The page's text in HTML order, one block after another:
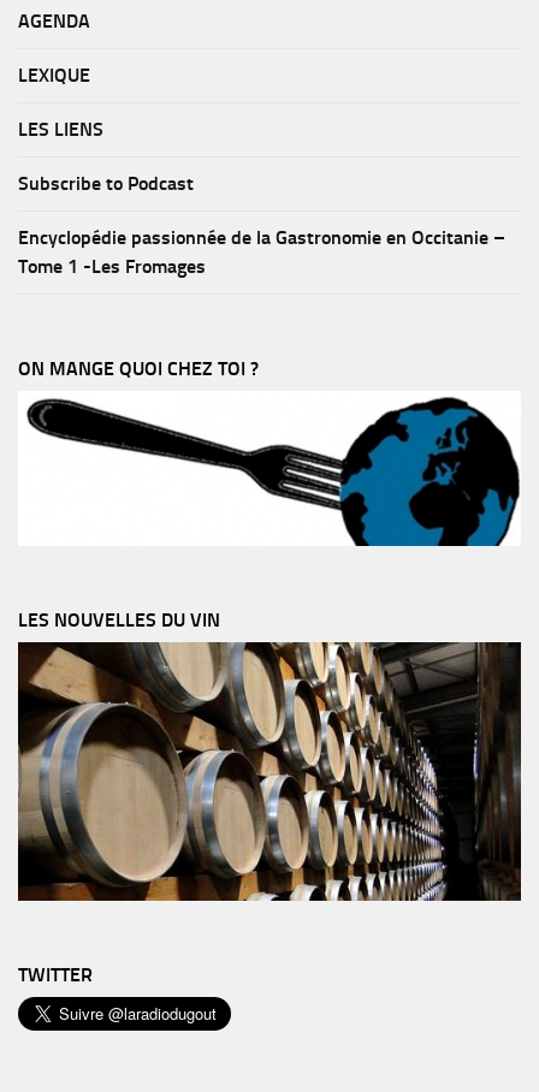
AGENDA
LEXIQUE
LES LIENS
Subscribe to Podcast
Encyclopédie passionnée de la Gastronomie en Occitanie –
Tome 1 -Les Fromages
ON MANGE QUOI CHEZ TOI ?
LES NOUVELLES DU VIN
TWITTER